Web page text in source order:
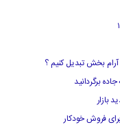
بخش تبدیل کنیم ؟
برگردانید
بازار
فروش خودکار